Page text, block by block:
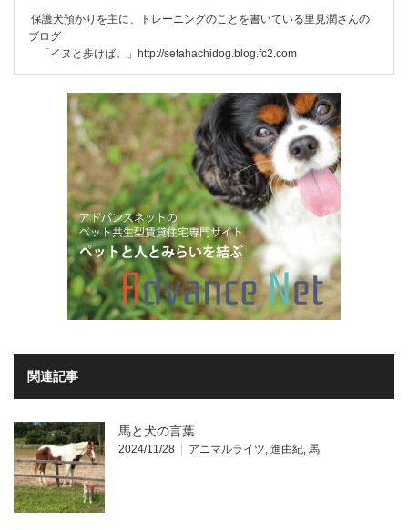
保護犬預かりを主に、トレーニングのことを書いている里見潤さんの
ブログ
「イヌと歩けば。」 http://setahachidog.blog.fc2.com
関連記事
馬と犬の言葉
2024/11/28 アニマルライツ 進由紀 馬